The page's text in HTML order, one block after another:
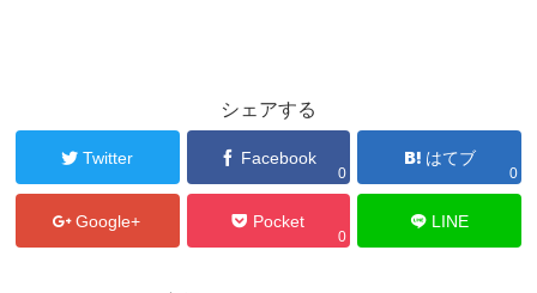
シェアする
Twitter Facebook
0
はてブ
0
Google+ Pocket
0
LINE